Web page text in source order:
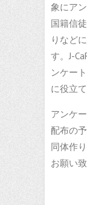
象にア
国籍信
りなど
す。J-
ンケー
に役立
アンケ
配布の
同体作
お願い致